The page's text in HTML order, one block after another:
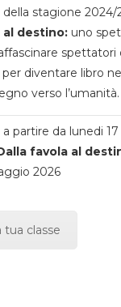
stagione 2024/
al destino:uno
spettatori
per diventare libro
verso l’umanità.
partire da lunedi
favola al
2026
tua classe